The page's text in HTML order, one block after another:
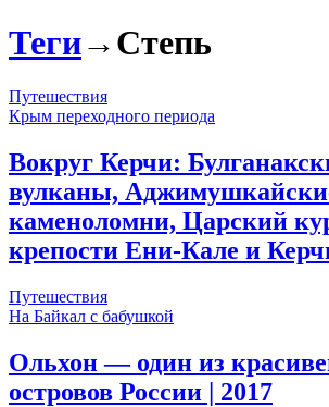
Теги→Степь
Путешествия
Крым переходного периода
Вокруг Керчи:
вулканы,
каменоломни, Царский
крепости Ени-Кале и
Путешествия
На Байкал с бабушкой
Ольхон — один из
островов России | 2017